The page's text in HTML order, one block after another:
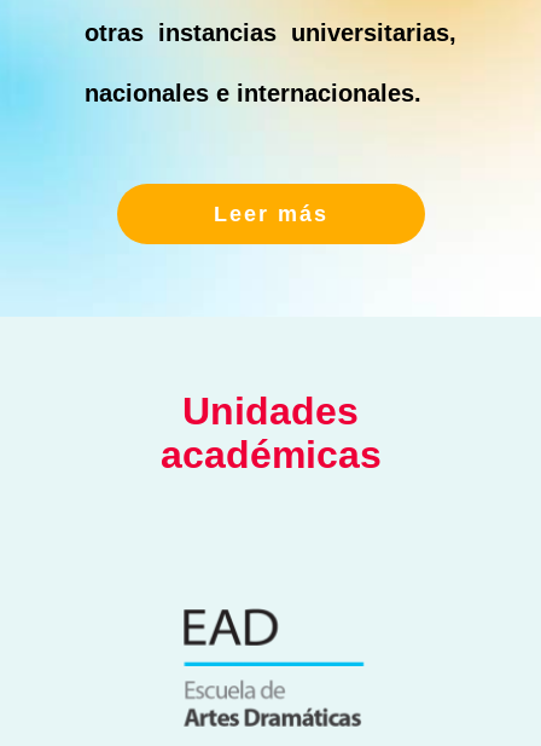
otras instancias universitarias,
nacionales e internacionales.
Leer más
Unidades
académicas